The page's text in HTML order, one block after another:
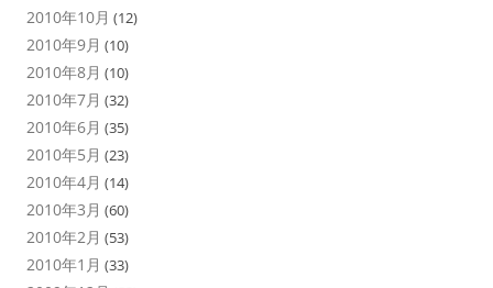
2010年10月 (12)
2010年9月 (10)
2010年8月 (10)
2010年7月 (32)
2010年6月 (35)
2010年5月 (23)
2010年4月 (14)
2010年3月 (60)
2010年2月 (53)
2010年1月 (33)